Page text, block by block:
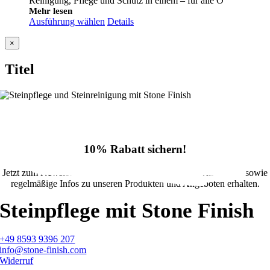
€174,34
Mehr lesen
Ausführung wählen Details
Close
product
view
×
Titel
10% Rabatt sichern!
Jetzt zum Newsletter anmelden und 10% Rabatt im Onlineshop sowie
regelmäßige Infos zu unseren Produkten und Angeboten erhalten.
Steinpflege mit Stone Finish
+49 8593 9396 207
info@stone-finish.com
Widerruf